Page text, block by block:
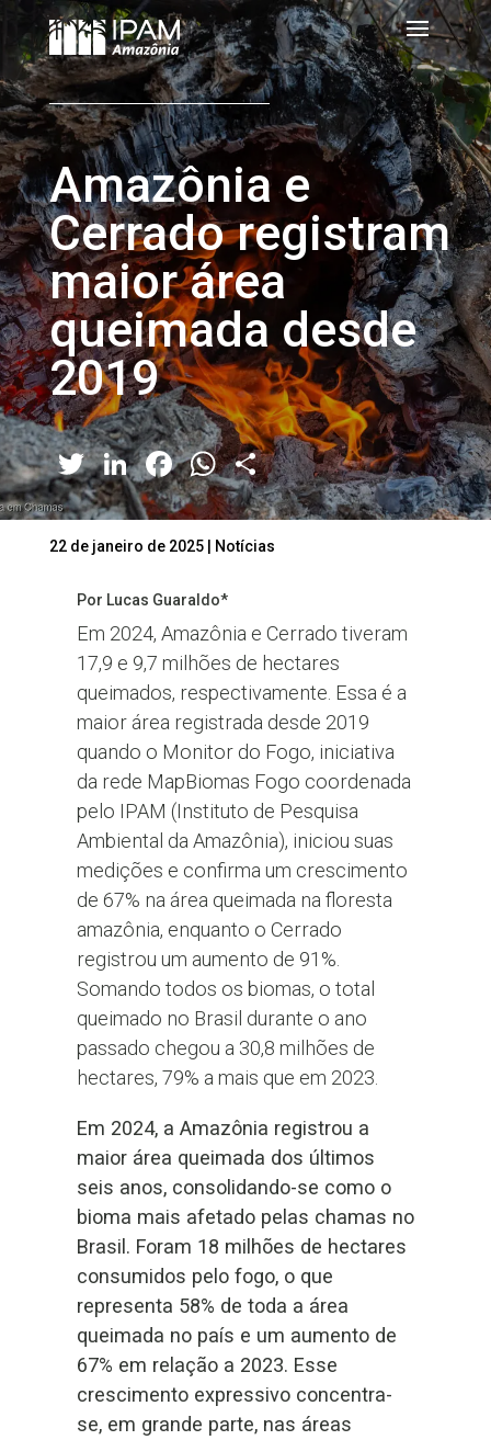
Amazônia e
Cerrado registram
maior área
queimada desde
2019
Twitter
LinkedIn
Facebook
WhatsApp
Share
22 de janeiro de 2025| Notícias
Por Lucas Guaraldo*
Em 2024, Amazônia e Cerrado tiveram
17,9 e 9,7 milhões de hectares
queimados, respectivamente. Essa é a
maior área registrada desde 2019
quando o Monitor do Fogo, iniciativa
da rede MapBiomas Fogo coordenada
pelo IPAM (Instituto de Pesquisa
Ambiental da Amazônia), iniciou suas
medições e confirma um crescimento
de 67% na área queimada na floresta
amazônia, enquanto o Cerrado
registrou um aumento de 91%.
Somando todos os biomas, o total
queimado no Brasil durante o ano
passado chegou a 30,8 milhões de
hectares, 79% a mais que em 2023.
Em 2024, a Amazônia registrou a
maior área queimada dos últimos
seis anos, consolidando-se como o
bioma mais afetado pelas chamas no
Brasil. Foram 18 milhões de hectares
consumidos pelo fogo, o que
representa 58% de toda a área
queimada no país e um aumento de
67% em relação a 2023. Esse
crescimento expressivo concentra-
se, em grande parte, nas áreas